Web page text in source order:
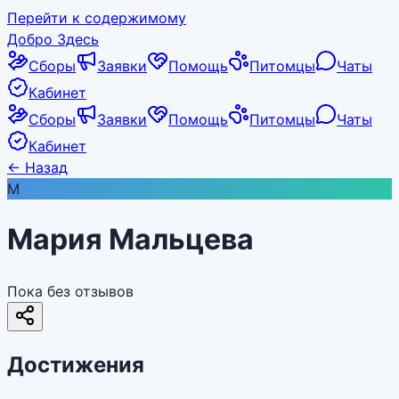
Перейти к содержимому
Добро Здесь
Сборы
Заявки Помощь Питомцы
Чаты
Кабинет
Сборы
Заявки Помощь Питомцы
Чаты
Кабинет
← Назад
М
Мария Мальцева
Пока без отзывов
Достижения